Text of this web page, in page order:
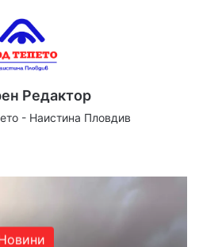
Редактор
- Наистина Пловдив